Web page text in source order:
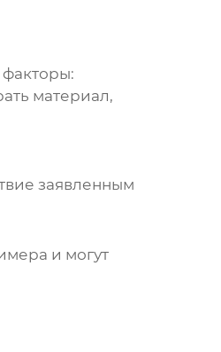
материал,
заявленным
и могут